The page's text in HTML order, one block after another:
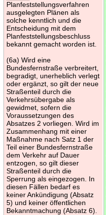
Planfeststellungsverfahren
ausgelegten Plänen als
solche kenntlich und die
Entscheidung mit dem
Planfeststellungsbeschluss
bekannt gemacht worden ist.
(6a) Wird eine
Bundesfernstraße verbreitert,
begradigt, unerheblich verlegt
oder ergänzt, so gilt der neue
Straßenteil durch die
Verkehrsübergabe als
gewidmet, sofern die
Voraussetzungen des
Absatzes 2 vorliegen. Wird im
Zusammenhang mit einer
Maßnahme nach Satz 1 der
Teil einer Bundesfernstraße
dem Verkehr auf Dauer
entzogen, so gilt dieser
Straßenteil durch die
Sperrung als eingezogen. In
diesen Fällen bedarf es
keiner Ankündigung (Absatz
5) und keiner öffentlichen
Bekanntmachung (Absatz 6).